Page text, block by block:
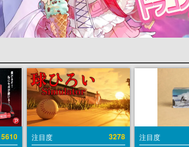
5610 注目度 3278 注目度